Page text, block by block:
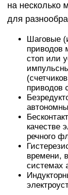
на несколько
для
Шаговые
приводов
стоп или
приводов
качестве
речного
времени,
системах